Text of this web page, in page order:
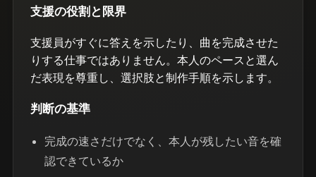
支援の役割と限界
支援員がすぐに答えを示したり、曲を完成させた
りする仕事ではありません。本人のペースと選ん
だ表現を尊重し、選択肢と制作手順を示します。
判断の基準
完成の速さだけでなく、本人が残したい音を確
認できているか